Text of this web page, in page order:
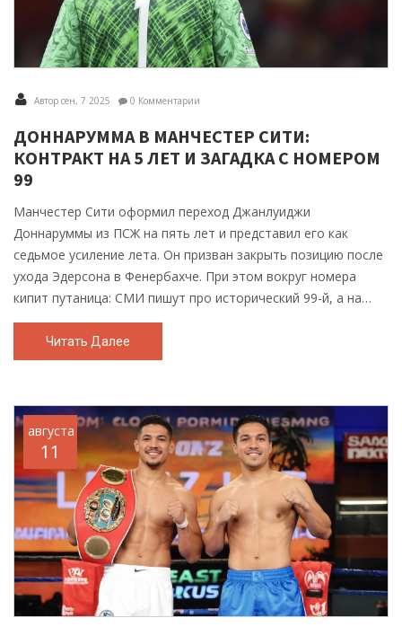
Автор сен, 7 2025 0 Комментарии
ДОННАРУММА В МАНЧЕСТЕР СИТИ:
КОНТРАКТ НА 5 ЛЕТ И ЗАГАДКА С НОМЕРОМ
99
Манчестер Сити оформил переход Джанлуиджи
Доннаруммы из ПСЖ на пять лет и представил его как
седьмое усиление лета. Он призван закрыть позицию после
ухода Эдерсона в Фенербахче. При этом вокруг номера
кипит путаница: СМИ пишут про исторический 99-й, а на
сайте клуба значится 25-й. Вратарская линия у Сити теперь
из трех новичков: Траффорд, Беттинелли и Доннарумма.
Читать Далее
августа
11